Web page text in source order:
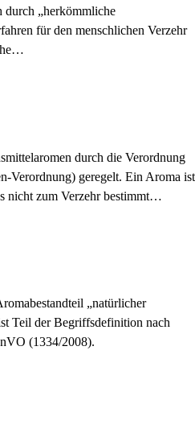
durch „herkömmliche
für den menschlichen Verzehr
…
durch die Verordnung
Verordnung) geregelt. Ein Aroma ist
nicht zum Verzehr bestimmt…
„natürlicher
Teil der Begriffsdefinition nach
(1334/2008).